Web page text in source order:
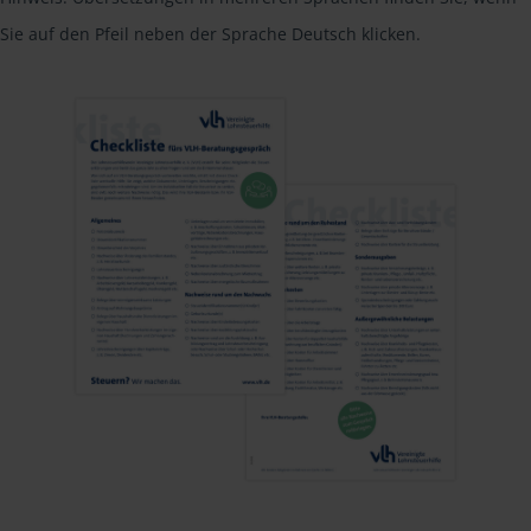
Sie auf den Pfeil neben der Sprache Deutsch klicken.